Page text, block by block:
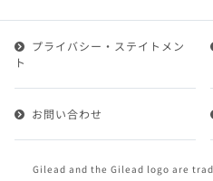
1.会員とは、医療関係者の
ービスに登録を申し込みギ
いいます。
けることができます。
Gilead and the Gilead logo are
プライバシー・ステイトメン
ト
お問い合わせ